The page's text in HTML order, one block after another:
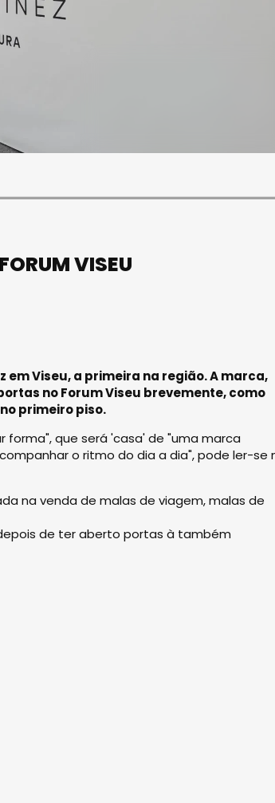
VISEU
Viseu, a primeira na região. A marca,
no Forum Viseu brevemente, como
primeiro piso.
forma", que será 'casa' de "uma marca
o ritmo do dia a dia", pode ler-se
na venda de malas de viagem, malas de
de ter aberto portas à também